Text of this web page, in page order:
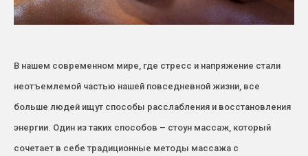
В нашем современном мире, где стресс и напряжение стали
неотъемлемой частью нашей повседневной жизни, все
больше людей ищут способы расслабления и восстановления
энергии. Один из таких способов – стоун массаж, который
сочетает в себе традиционные методы массажа с